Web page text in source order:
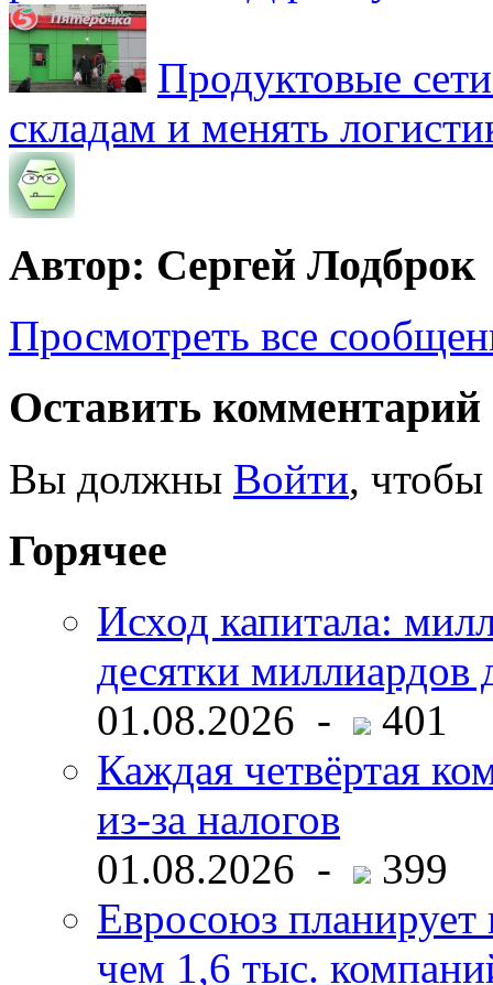
Продуктовые
складам и менять
Автор: Сергей Лодброк
Просмотреть все
Оставить комментарий
Вы должны Войти, чтобы
Горячее
Исход капитала:
десятки миллиардов
01.08.2026 -
401
Каждая четвёртая
из-за налогов
01.08.2026 -
399
Евросоюз планирует
чем 1,6 тыс.